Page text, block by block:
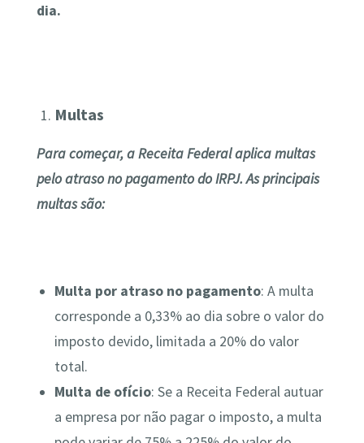
dia.
Multas
Para começar, a Receita Federal aplica multas
pelo atraso no pagamento do IRPJ. As principais
multas são:
Multa por atraso no pagamento: A multa
corresponde a 0,33% ao dia sobre o valor do
imposto devido, limitada a 20% do valor
total.
Multa de ofício: Se a Receita Federal autuar
a empresa por não pagar o imposto, a multa